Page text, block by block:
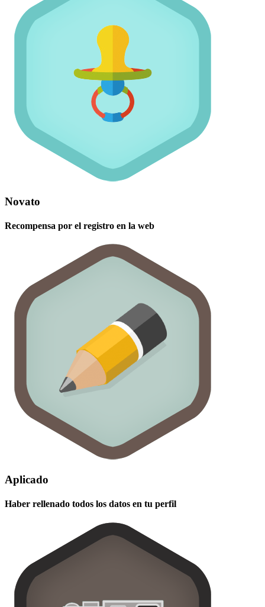
Novato
Recompensa por el registro en la web
Aplicado
Haber rellenado todos los datos en tu perfil